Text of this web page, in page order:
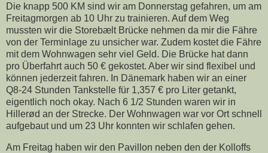
Die knapp 500 KM sind wir am Donnerstag gefahren, um am
Freitagmorgen ab 10 Uhr zu trainieren. Auf dem Weg
mussten wir die Storebælt Brücke nehmen da mir die Fähre
von der Terminlage zu unsicher war. Zudem kostet die Fähre
mit dem Wohnwagen sehr viel Geld. Die Brücke hat dann
pro Überfahrt auch 50 € gekostet. Aber wir sind flexibel und
können jederzeit fahren. In Dänemark haben wir an einer
Q8-24 Stunden Tankstelle für 1,357 € pro Liter getankt,
eigentlich noch okay. Nach 6 1/2 Stunden waren wir in
Hillerød an der Strecke. Der Wohnwagen war vor Ort schnell
aufgebaut und um 23 Uhr konnten wir schlafen gehen.
Am Freitag haben wir den Pavillon neben den der Kolloffs